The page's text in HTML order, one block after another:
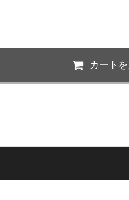
カート